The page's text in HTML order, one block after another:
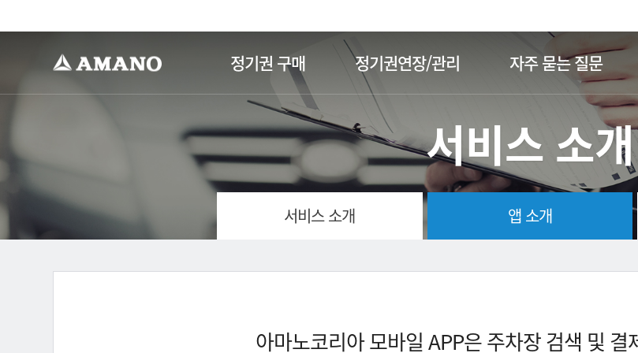
정기권 구매 정기권연장/관리 자주 묻는 질문
서비스 소개
서비스 소개 앱 소개
아마노코리아 모바일 APP은 주차장 검색 및 결